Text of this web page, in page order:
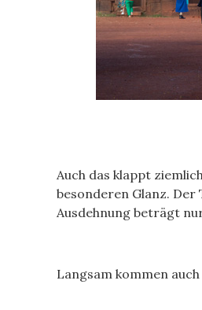
Auch das klappt
besonderen Glanz.
Ausdehnung beträgt
Langsam kommen